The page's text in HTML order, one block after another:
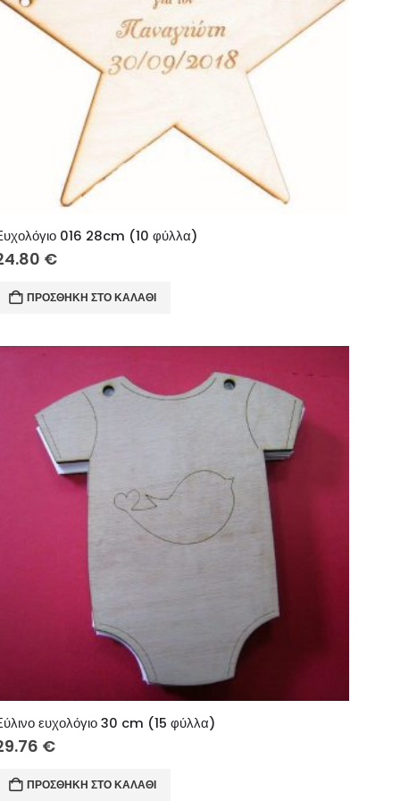
016 28cm (10 φύλλα)
€
ΠΡΟΣΘΉΚΗ ΣΤΟ ΚΑΛΆΘΙ
ευχολόγιο 30 cm (15 φύλλα)
€
ΠΡΟΣΘΉΚΗ ΣΤΟ ΚΑΛΆΘΙ